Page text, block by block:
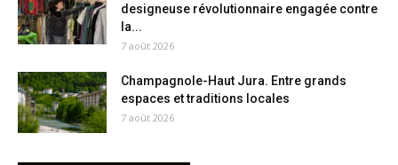
designeuse révolutionnaire engagée contre
la...
7 août 2026
Champagnole-Haut Jura. Entre grands
espaces et traditions locales
7 août 2026